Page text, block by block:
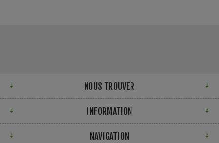
NOUS TROUVER
INFORMATION
NAVIGATION